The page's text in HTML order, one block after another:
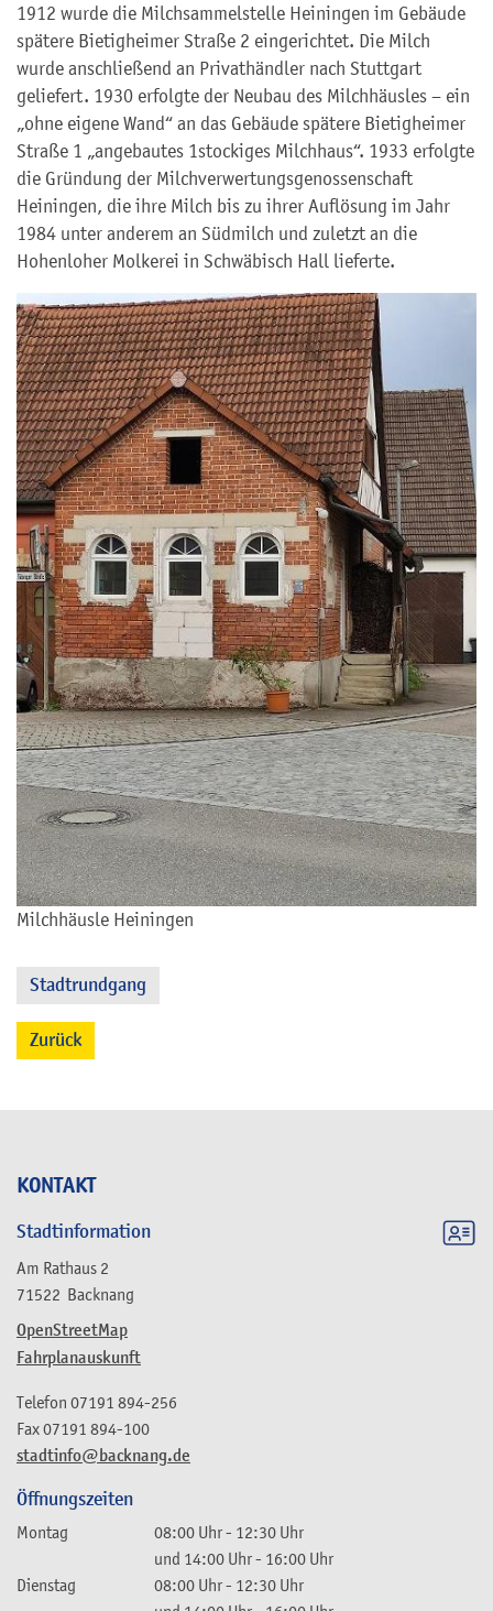
KONTAKT
Stadtinformation
Am Rathaus 2
71522 Backnang
OpenStreetMap
Fahrplanauskunft
stadtinfo@backnang.de
Telefon 07191 894-256
Fax07191 894-100
Öffnungszeiten
Montag 08:00 Uhr- 12:30 Uhr
und 14:00 Uhr- 16:00 Uhr
Dienstag
08:00 Uhr- 12:30 Uhr
Milchhäusle Heiningen
1912 wurde die Milchsammelstelle Heiningen im Gebäude
spätere Bietigheimer Straße 2 eingerichtet. Die Milch
wurde anschließend an Privathändler nach Stuttgart
geliefert. 1930 erfolgte der Neubau des Milchhäusles – ein
„ohne eigene Wand“ an das Gebäude spätere Bietigheimer
Straße 1 „angebautes 1stockiges Milchhaus“. 1933 erfolgte
die Gründung der Milchverwertungsgenossenschaft
Heiningen, die ihre Milch bis zu ihrer Auflösung im Jahr
1984 unter anderem an Südmilch und zuletzt an die
Hohenloher Molkerei in Schwäbisch Hall lieferte.
Stadtrundgang
Zurück